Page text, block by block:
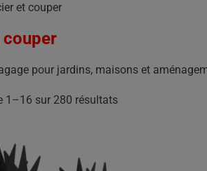
et couper
pour jardins, maisons et
1–16 sur 280 résultats